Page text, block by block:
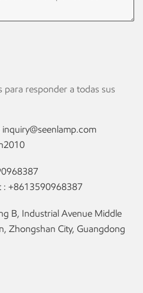
para responder a todas sus
inquiry@seenlamp.com
: +8613590968387
B, Industrial Avenue Middle
Zhongshan City, Guangdong